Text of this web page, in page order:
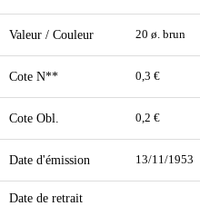
Valeur / Couleur 20 ø. brun
Cote N** 0,3 €
Cote Obl. 0,2 €
Date d'émission 13/11/1953
Date de retrait